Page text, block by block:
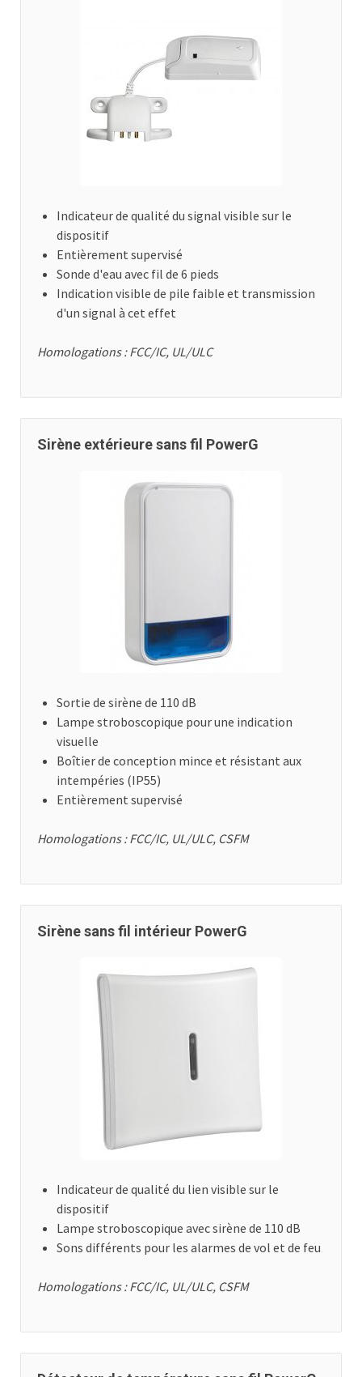
Indicateur de qualité du signal visible sur le
dispositif
Entièrement supervisé
Sonde d'eau avec fil de 6 pieds
Indication visible de pile faible et transmission
d'un signal à cet effet
Homologations : FCC/IC, UL/ULC
Sirène extérieure sans fil PowerG
Sortie de sirène de 110 dB
Lampe stroboscopique pour une indication
visuelle
Boîtier de conception mince et résistant aux
intempéries (IP55)
Entièrement supervisé
Homologations : FCC/IC, UL/ULC, CSFM
Sirène sans fil intérieur PowerG
Indicateur de qualité du lien visible sur le
dispositif
Lampe stroboscopique avec sirène de 110 dB
Sons différents pour les alarmes de vol et de feu
Homologations : FCC/IC, UL/ULC, CSFM